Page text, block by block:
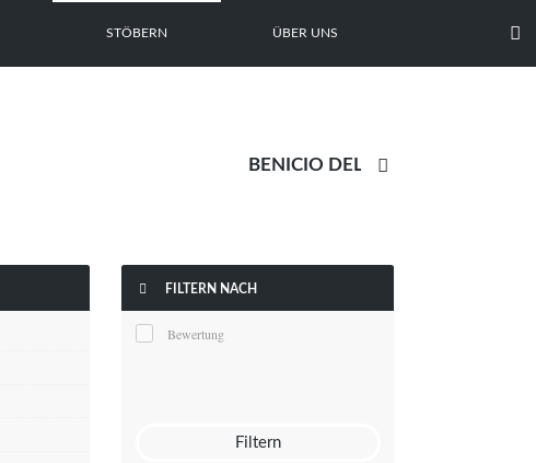
STÖBERN ÜBER UNS 

 FILTERN NACH
Bewertung
Filtern